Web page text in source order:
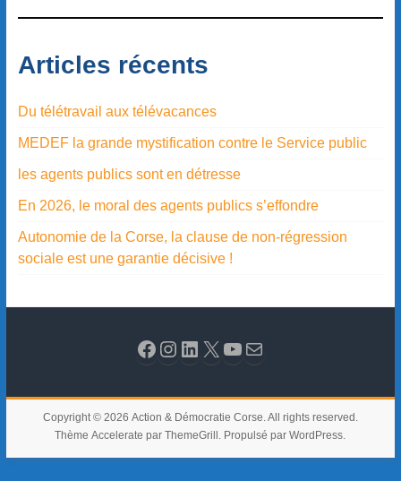
Articles récents
Du télétravail aux télévacances
MEDEF la grande mystification contre le Service public
les agents publics sont en détresse
En 2026, le moral des agents publics s’effondre
Autonomie de la Corse, la clause de non-régression
sociale est une garantie décisive !
Copyright © 2026 Action & Démocratie Corse. All rights reserved.
ThèmeAccelerate par ThemeGrill. Propulsé parWordPress.